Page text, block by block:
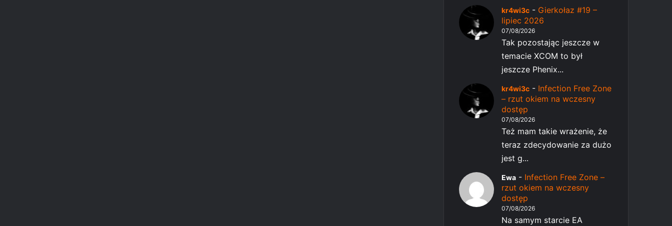
kr4wi3c - Gierkołaz #19 –
lipiec 2026
07/08/2026
Tak pozostając jeszcze w
temacie XCOM to był
jeszcze Phenix...
kr4wi3c - Infection Free Zone
– rzut okiem na wczesny
dostęp
07/08/2026
Też mam takie wrażenie, że
teraz zdecydowanie za dużo
jest g...
Ewa - Infection Free Zone –
rzut okiem na wczesny
dostęp
07/08/2026
Na samym starcie EA